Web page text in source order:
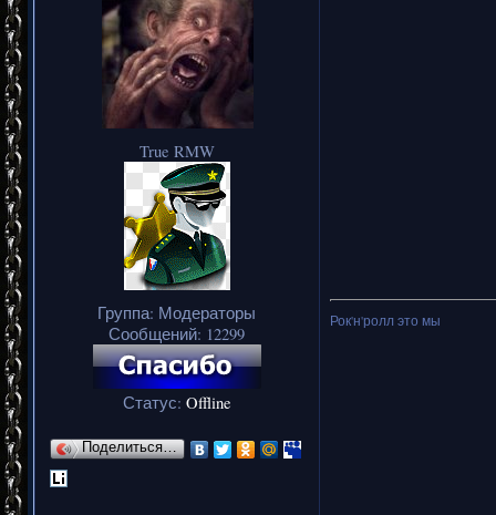
True RMW
Группа: Модераторы
Сообщений: 12299
Статус: Offline
Поделиться…
Рок'н'ролл это мы